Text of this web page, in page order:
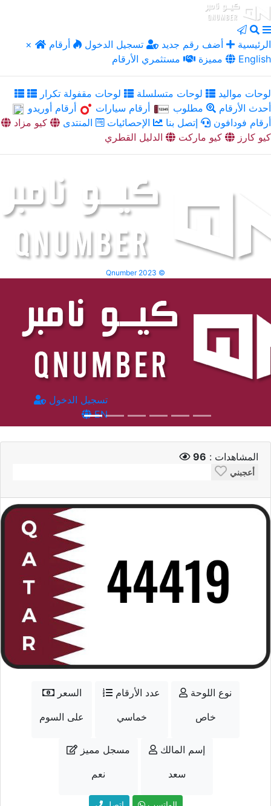
× الرئيسية أضف رقم جديد تسجيل الدخول
أرقام
مميزة
مستثمري الأرقام English
لوحات مواليد لوحات متسلسلة
لوحات مقفولة تكرار
أحدث الأرقام
مطلوب أرقام سيارات
أرقام أوريدو
أرقام فودافون
إتصل بنا الإحصائيات المنتدى
كيو مزاد
كيو كارز
كيو ماركت الدليل القطري
Qnumber 2023 ©
تسجيل الدخول
EN
المشاهدات : 96
أعجبني
السعر
على السوم
عدد الأرقام
خماسي
نوع اللوحة
خاص
مسجل مميز
نعم
إسم المالك
سعد